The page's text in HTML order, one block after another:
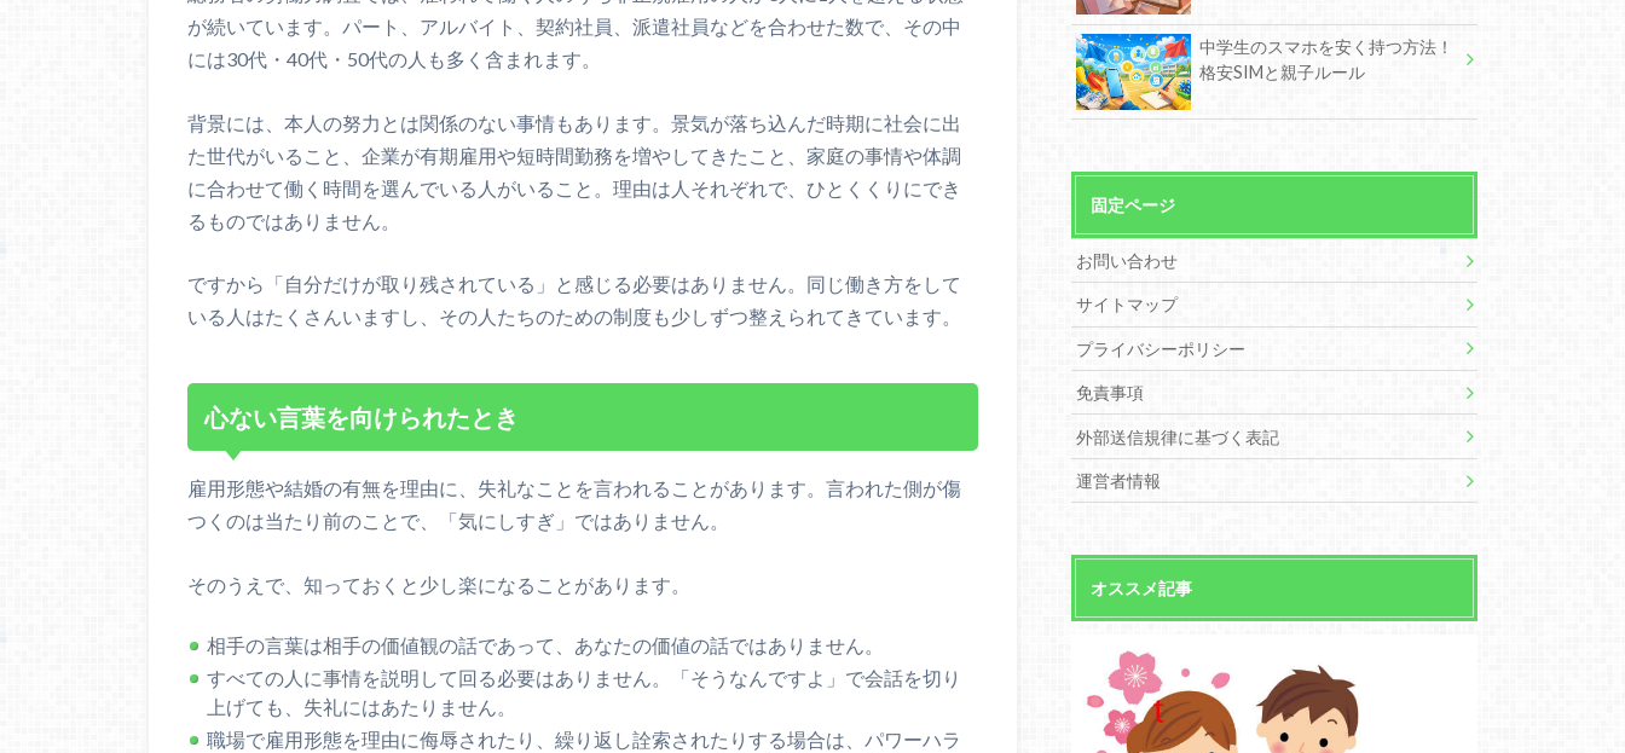
が続いています。パート、アルバイト、契約社員、派遣社員などを合わせた数で、その中
には30代・40代・50代の人も多く含まれます。
背景には、本人の努力とは関係のない事情もあります。景気が落ち込んだ時期に社会に出
た世代がいること、企業が有期雇用や短時間勤務を増やしてきたこと、家庭の事情や体調
に合わせて働く時間を選んでいる人がいること。理由は人それぞれで、ひとくくりにでき
るものではありません。
ですから「自分だけが取り残されている」と感じる必要はありません。同じ働き方をして
いる人はたくさんいますし、その人たちのための制度も少しずつ整えられてきています。
心ない言葉を向けられたとき
雇用形態や結婚の有無を理由に、失礼なことを言われることがあります。言われた側が傷
つくのは当たり前のことで、「気にしすぎ」ではありません。
そのうえで、知っておくと少し楽になることがあります。
相手の言葉は相手の価値観の話であって、あなたの価値の話ではありません。
すべての人に事情を説明して回る必要はありません。「そうなんですよ」で会話を切り
上げても、失礼にはあたりません。
職場で雇用形態を理由に侮辱されたり、繰り返し詮索されたりする場合は、パワーハラ
中学生のスマホを安く持つ方法！
格安SIMと親子ルール
固定ページ
お問い合わせ
サイトマップ
プライバシーポリシー
免責事項
外部送信規律に基づく表記
運営者情報
オススメ記事